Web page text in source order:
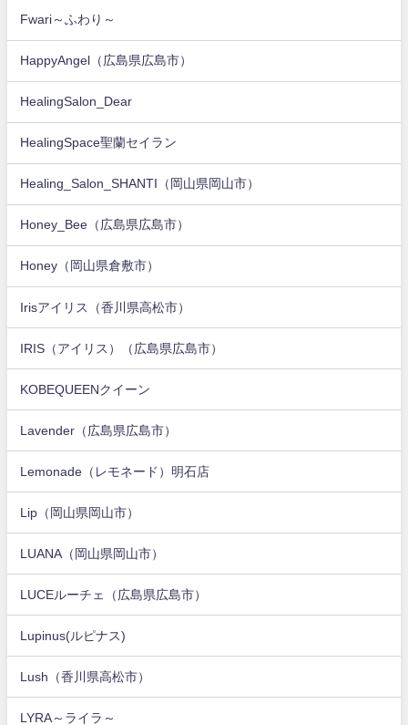
Fwari～ふわり～
HappyAngel（広島県広島市）
HealingSalon_Dear
HealingSpace聖蘭セイラン
Healing_Salon_SHANTI（岡山県岡山市）
Honey_Bee（広島県広島市）
Honey（岡山県倉敷市）
Irisアイリス（香川県高松市）
IRIS（アイリス）（広島県広島市）
KOBEQUEENクイーン
Lavender（広島県広島市）
Lemonade（レモネード）明石店
Lip（岡山県岡山市）
LUANA（岡山県岡山市）
LUCEルーチェ（広島県広島市）
Lupinus(ルピナス)
Lush（香川県高松市）
LYRA～ライラ～